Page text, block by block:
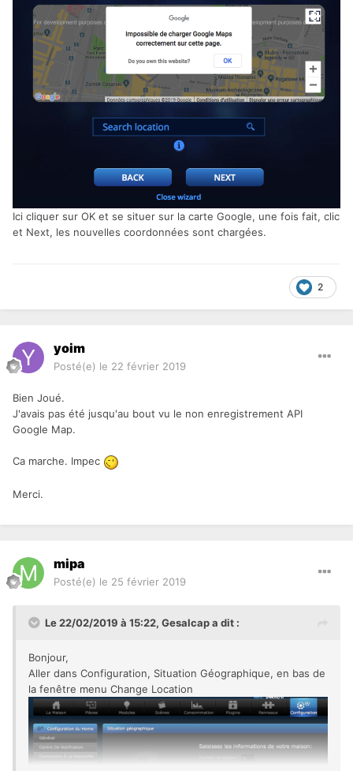
Ici cliquer sur OK et se situer sur la carte Google, une fois fait, clic
et Next, les nouvelles coordonnées sont chargées.
2
yoim
Posté(e) le 22 février 2019
Bien Joué.
J'avais pas été jusqu'au bout vu le non enregistrement API
Google Map.
Ca marche. Impec
Merci.
mipa
Posté(e) le 25 février 2019
Le 22/02/2019 à 15:22, Gesalcapa dit :
Bonjour,
Aller dans Configuration, Situation Géographique, en bas de
la fenêtre menu Change Location